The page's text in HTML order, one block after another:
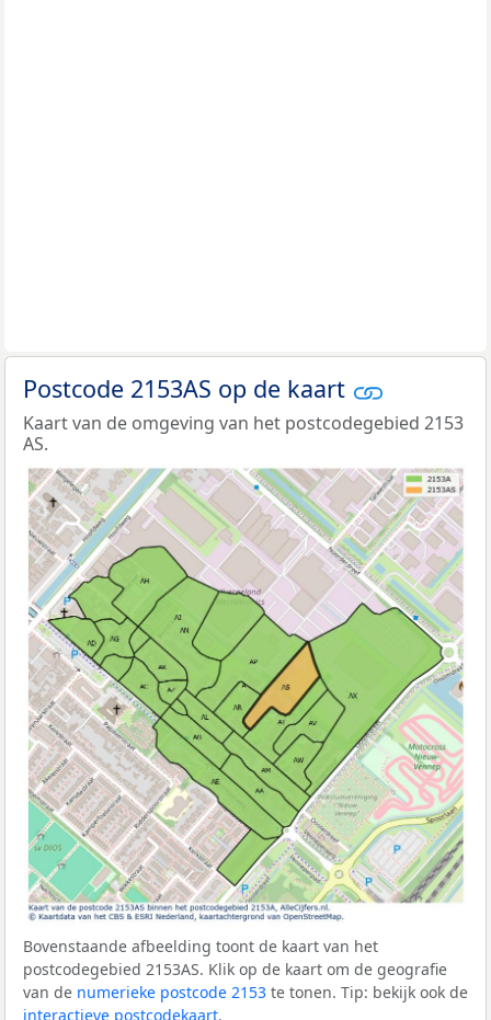
Postcode 2153AS op de kaart
Kaart van de omgeving van het postcodegebied 2153
AS.
Bovenstaande afbeelding toont de kaart van het
postcodegebied 2153AS. Klik op de kaart om de geografie
van de numerieke postcode 2153 te tonen. Tip: bekijk ook de
interactieve postcodekaart.